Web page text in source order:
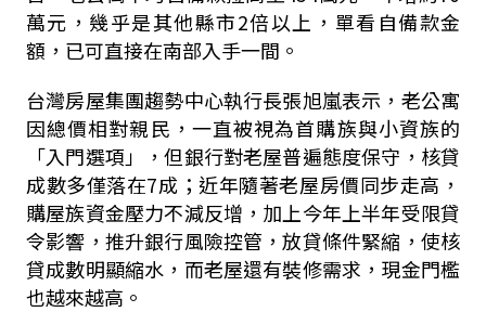
萬元，幾乎是其他縣市2倍以上，單看自備款金
額，已可直接在南部入手一間。
台灣房屋集團趨勢中心執行長張旭嵐表示，老公寓
因總價相對親民，一直被視為首購族與小資族的
「入門選項」，但銀行對老屋普遍態度保守，核貸
成數多僅落在7成；近年隨著老屋房價同步走高，
購屋族資金壓力不減反增，加上今年上半年受限貸
令影響，推升銀行風險控管，放貸條件緊縮，使核
貸成數明顯縮水，而老屋還有裝修需求，現金門檻
也越來越高。